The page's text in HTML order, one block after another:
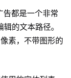
告都是一个非常
的文本路径。
素，不带图形的